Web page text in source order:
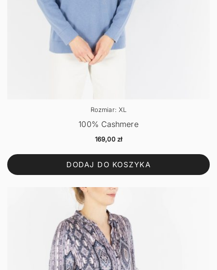
Rozmiar: XL
100% Cashmere
169,00 zł
DODAJ DO KOSZYKA